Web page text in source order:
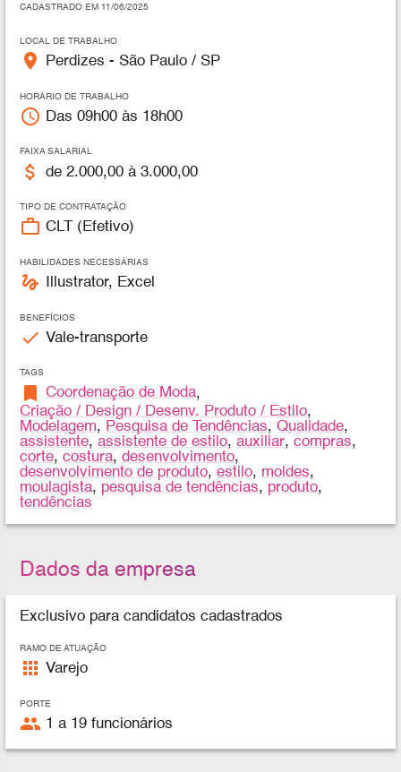
CADASTRADO EM 11/06/2025
LOCAL DE TRABALHO
place Perdizes - São Paulo / SP
HORÁRIO DE TRABALHO
access_time Das 09h00 às 18h00
FAIXA SALARIAL
attach_money de 2.000,00 à 3.000,00
TIPO DE CONTRATAÇÃO
work_outline CLT (Efetivo)
HABILIDADES NECESSÁRIAS
gesture Illustrator, Excel
BENEFÍCIOS
check Vale-transporte
TAGS
bookmark Coordenação de Moda,
Criação / Design / Desenv. Produto / Estilo,
Modelagem, Pesquisa de Tendências,Qualidade,
assistente,assistente de estilo,auxiliar,compras,
corte,costura,desenvolvimento,
desenvolvimento de produto,estilo, moldes,
moulagista, pesquisa de tendências, produto,
tendências
Dados da empresa
Exclusivo para candidatos cadastrados
RAMO DE ATUAÇÃO
apps Varejo
PORTE
people 1 a 19 funcionários